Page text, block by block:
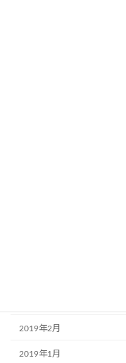
2019年2月
2019年1月